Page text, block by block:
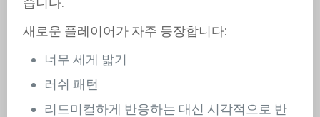
새로운 플레이어가 자주 등장합니다:
너무 세게 밟기
러쉬 패턴
리드미컬하게 반응하는 대신 시각적으로 반